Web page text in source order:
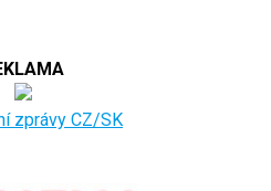
zprávy CZ/SK